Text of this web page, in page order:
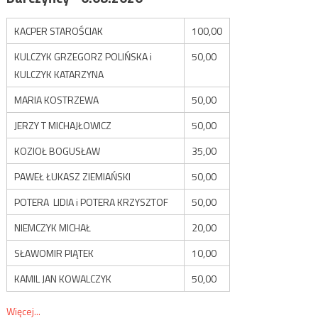
KACPER STAROŚCIAK
100,00
KULCZYK GRZEGORZ POLIŃSKA i
KULCZYK KATARZYNA
50,00
MARIA KOSTRZEWA
50,00
JERZY T MICHAJŁOWICZ
50,00
KOZIOŁ BOGUSŁAW
35,00
PAWEŁ ŁUKASZ ZIEMIAŃSKI
50,00
POTERA LIDIA i POTERA KRZYSZTOF
50,00
NIEMCZYK MICHAŁ
20,00
SŁAWOMIR PIĄTEK
10,00
KAMIL JAN KOWALCZYK
50,00
Więcej...